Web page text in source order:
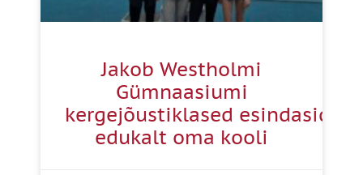
Jakob Westholmi
Gümnaasiumi
kergejõustiklased esindasid
edukalt oma kooli